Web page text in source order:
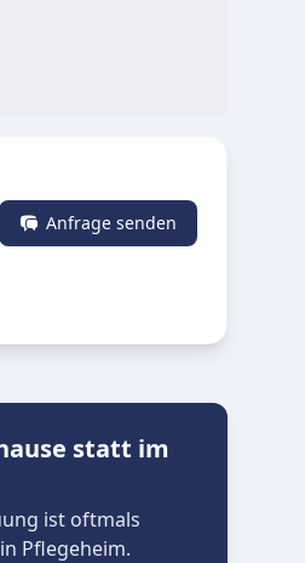
Anfrage senden
statt im
ist oftmals
Pflegeheim.